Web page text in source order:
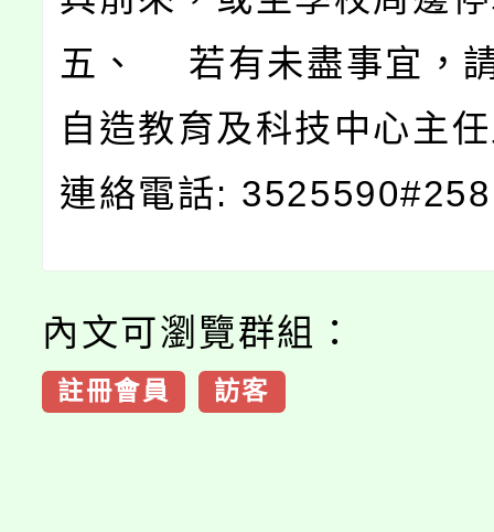
五、 若有未盡事宜，
自造教育及科技中心主
連絡電話:
內文可瀏覽群組：
註冊會員 訪客